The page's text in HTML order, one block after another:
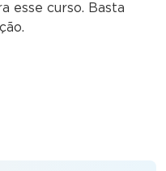
esse curso. Basta